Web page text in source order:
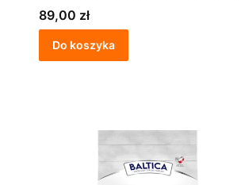
M/L 3kg
Cena
89,00 zł
Do koszyka